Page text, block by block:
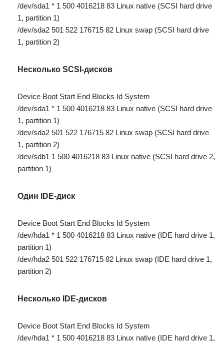
/dev/sda1 * 1 500 4016218 83 Linux native (SCSI hard drive
1, partition 1)
/dev/sda2 501 522 176715 82 Linux swap (SCSI hard drive
1, partition 2)
Несколько SCSI-дисков
Device Boot Start End Blocks Id System
/dev/sda1 * 1 500 4016218 83 Linux native (SCSI hard drive
1, partition 1)
/dev/sda2 501 522 176715 82 Linux swap (SCSI hard drive
1, partition 2)
/dev/sdb1 1 500 4016218 83 Linux native (SCSI hard drive 2,
partition 1)
Один IDE-диск
Device Boot Start End Blocks Id System
/dev/hda1 * 1 500 4016218 83 Linux native (IDE hard drive 1,
partition 1)
/dev/hda2 501 522 176715 82 Linux swap (IDE hard drive 1,
partition 2)
Несколько IDE-дисков
Device Boot Start End Blocks Id System
/dev/hda1 * 1 500 4016218 83 Linux native (IDE hard drive 1,